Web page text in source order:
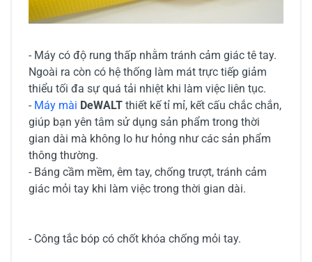
- Máy có độ rung thấp nhằm tránh cảm giác tê tay.
Ngoài ra còn có hệ thống làm mát trực tiếp giảm
thiểu tối đa sự quá tải nhiệt khi làm việc liên tục.
- Máy mài DeWALT thiết kế tỉ mỉ, kết cấu chắc chắn,
giúp bạn yên tâm sử dụng sản phẩm trong thời
gian dài mà không lo hư hỏng như các sản phẩm
thông thường.
- Báng cầm mềm, êm tay, chống trượt, tránh cảm
giác mỏi tay khi làm việc trong thời gian dài.
- Công tắc bóp có chốt khóa chống mỏi tay.